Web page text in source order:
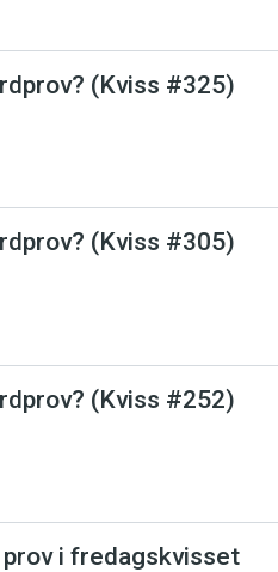
(Kviss #325)
(Kviss #305)
(Kviss #252)
i fredagskvisset